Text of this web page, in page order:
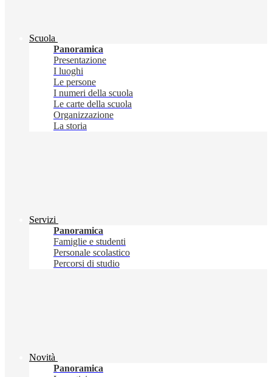
Scuola
Panoramica
Presentazione
I luoghi
Le persone
I numeri della scuola
Le carte della scuola
Organizzazione
La storia
Servizi
Panoramica
Famiglie e studenti
Personale scolastico
Percorsi di studio
Novità
Panoramica